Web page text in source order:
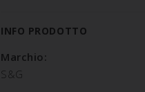
INFO PRODOTTO
Marchio:
S&G